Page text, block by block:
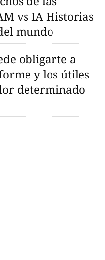
vs IA Historias
mundo
obligarte a
y los útiles
determinado